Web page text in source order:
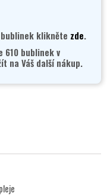
klikněte zde.
610 bublinek v
na Váš další nákup.